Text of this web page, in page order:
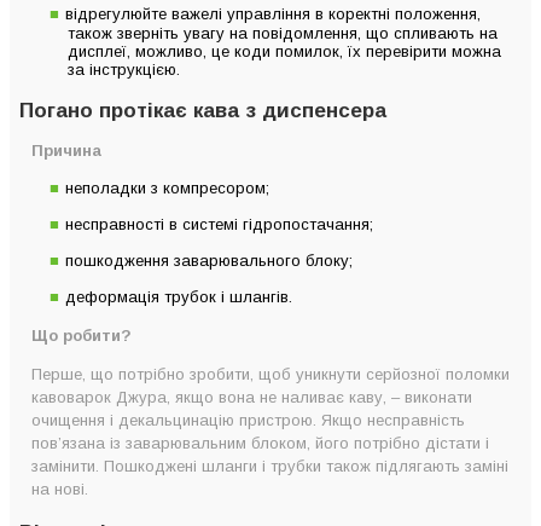
відрегулюйте важелі управління в коректні положення,
також зверніть увагу на повідомлення, що спливають на
дисплеї, можливо, це коди помилок, їх перевірити можна
за інструкцією.
Погано протікає кава з диспенсера
Причина
неполадки з компресором;
несправності в системі гідропостачання;
пошкодження заварювального блоку;
деформація трубок і шлангів.
Що робити?
Перше, що потрібно зробити, щоб уникнути серйозної поломки
кавоварок Джура, якщо вона не наливає каву, – виконати
очищення і декальцинацію пристрою. Якщо несправність
пов’язана із заварювальним блоком, його потрібно дістати і
замінити. Пошкоджені шланги і трубки також підлягають заміні
на нові.